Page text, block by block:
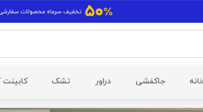
جاکفشی دراور تشک کابینت